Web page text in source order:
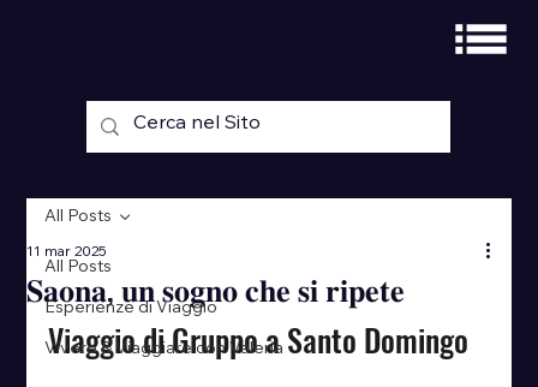
All Posts
Esperienze di Viaggio
Vivere & Viaggiare con Valeria
All Posts
𝐒𝐚𝐨𝐧𝐚, 𝐮𝐧 𝐬𝐨𝐠𝐧𝐨 𝐜𝐡𝐞 𝐬𝐢 𝐫𝐢𝐩𝐞𝐭𝐞
11 mar 2025
Viaggio di Gruppo a Santo Domingo